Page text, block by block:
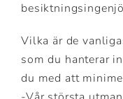
Vilka är de
som du hanterar
du med att